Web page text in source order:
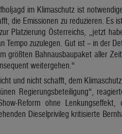
im Klimaschutz ist
die Emissionen zu reduzieren. Es
Platzierung Österreichs, „jetzt
zuzulegen. Gut ist – in der
größten Bahnausbaupaket aller
weitergehen.“
und nicht schafft, dem
Regierungsbeteiligung“,
Reform ohne Lenkungseffekt,
Dieselprivileg kritisierte